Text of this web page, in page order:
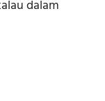
dalam